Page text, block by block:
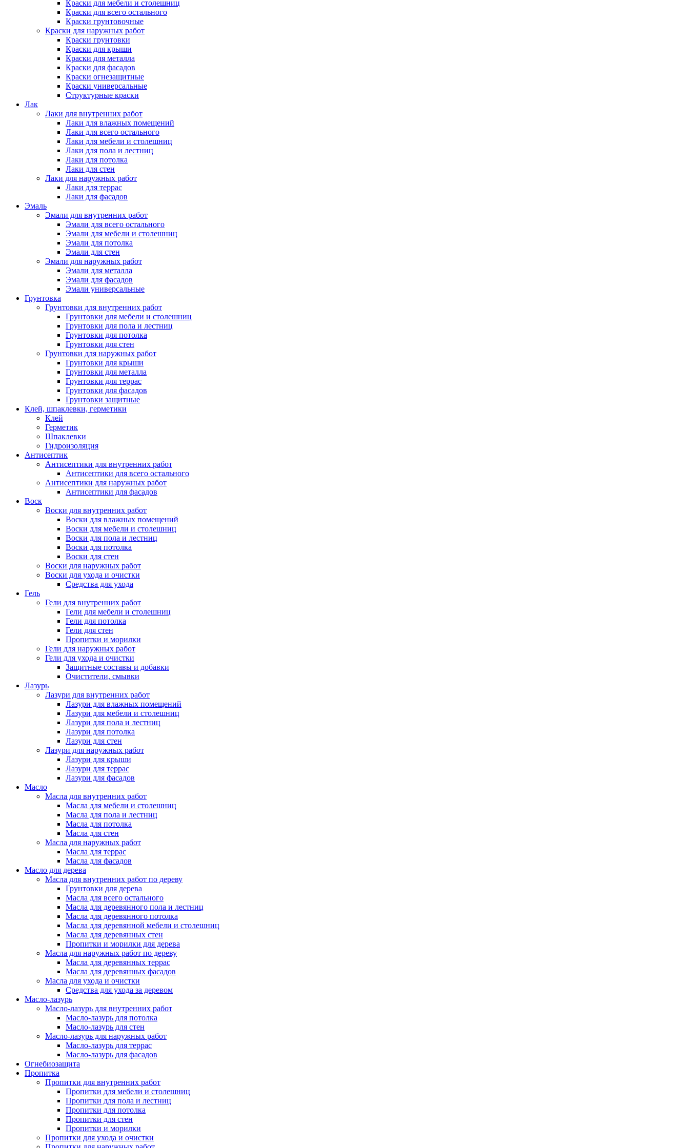
Краски для мебели и столешниц
Краски для всего остального
Краски грунтовочные
Краски для наружных работ
Краски грунтовки
Краски для крыши
Краски для металла
Краски для фасадов
Краски огнезащитные
Краски универсальные
Структурные краски
Лак
Лаки для внутренних работ
Лаки для влажных помещений
Лаки для всего остального
Лаки для мебели и столешниц
Лаки для пола и лестниц
Лаки для потолка
Лаки для стен
Лаки для наружных работ
Лаки для террас
Лаки для фасадов
Эмаль
Эмали для внутренних работ
Эмали для всего остального
Эмали для мебели и столешниц
Эмали для потолка
Эмали для стен
Эмали для наружных работ
Эмали для металла
Эмали для фасадов
Эмали универсальные
Грунтовка
Грунтовки для внутренних работ
Грунтовки для мебели и столешниц
Грунтовки для пола и лестниц
Грунтовки для потолка
Грунтовки для стен
Грунтовки для наружных работ
Грунтовки для крыши
Грунтовки для металла
Грунтовки для террас
Грунтовки для фасадов
Грунтовки защитные
Клей, шпаклевки, герметики
Клей
Герметик
Шпаклевки
Гидроизоляция
Антисептик
Антисептики для внутренних работ
Антисептики для всего остального
Антисептики для наружных работ
Антисептики для фасадов
Воск
Воски для внутренних работ
Воски для влажных помещений
Воски для мебели и столешниц
Воски для пола и лестниц
Воски для потолка
Воски для стен
Воски для наружных работ
Воски для ухода и очистки
Средства для ухода
Гель
Гели для внутренних работ
Гели для мебели и столешниц
Гели для потолка
Гели для стен
Пропитки и морилки
Гели для наружных работ
Гели для ухода и очистки
Защитные составы и добавки
Очистители, смывки
Лазурь
Лазури для внутренних работ
Лазури для влажных помещений
Лазури для мебели и столешниц
Лазури для пола и лестниц
Лазури для потолка
Лазури для стен
Лазури для наружных работ
Лазури для крыши
Лазури для террас
Лазури для фасадов
Масло
Масла для внутренних работ
Масла для мебели и столешниц
Масла для пола и лестниц
Масла для потолка
Масла для стен
Масла для наружных работ
Масла для террас
Масла для фасадов
Масло для дерева
Масла для внутренних работ по дереву
Грунтовки для дерева
Масла для всего остального
Масла для деревянного пола и лестниц
Масла для деревянного потолка
Масла для деревянной мебели и столешниц
Масла для деревянных стен
Пропитки и морилки для дерева
Масла для наружных работ по дереву
Масла для деревянных террас
Масла для деревянных фасадов
Масла для ухода и очистки
Средства для ухода за деревом
Масло-лазурь
Масло-лазурь для внутренних работ
Масло-лазурь для потолка
Масло-лазурь для стен
Масло-лазурь для наружных работ
Масло-лазурь для террас
Масло-лазурь для фасадов
Огнебиозащита
Пропитка
Пропитки для внутренних работ
Пропитки для мебели и столешниц
Пропитки для пола и лестниц
Пропитки для потолка
Пропитки для стен
Пропитки и морилки
Пропитки для ухода и очистки